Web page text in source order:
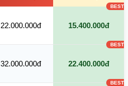
22.000.000đ 15.400.000đ
32.000.000đ 22.400.000đ